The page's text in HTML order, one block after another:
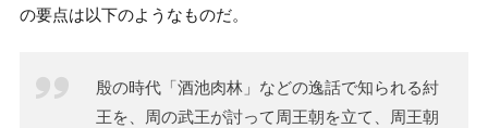
の要点は以下のようなものだ。
殷の時代「酒池肉林」などの逸話で知られる紂
王を、周の武王が討って周王朝を立て、周王朝